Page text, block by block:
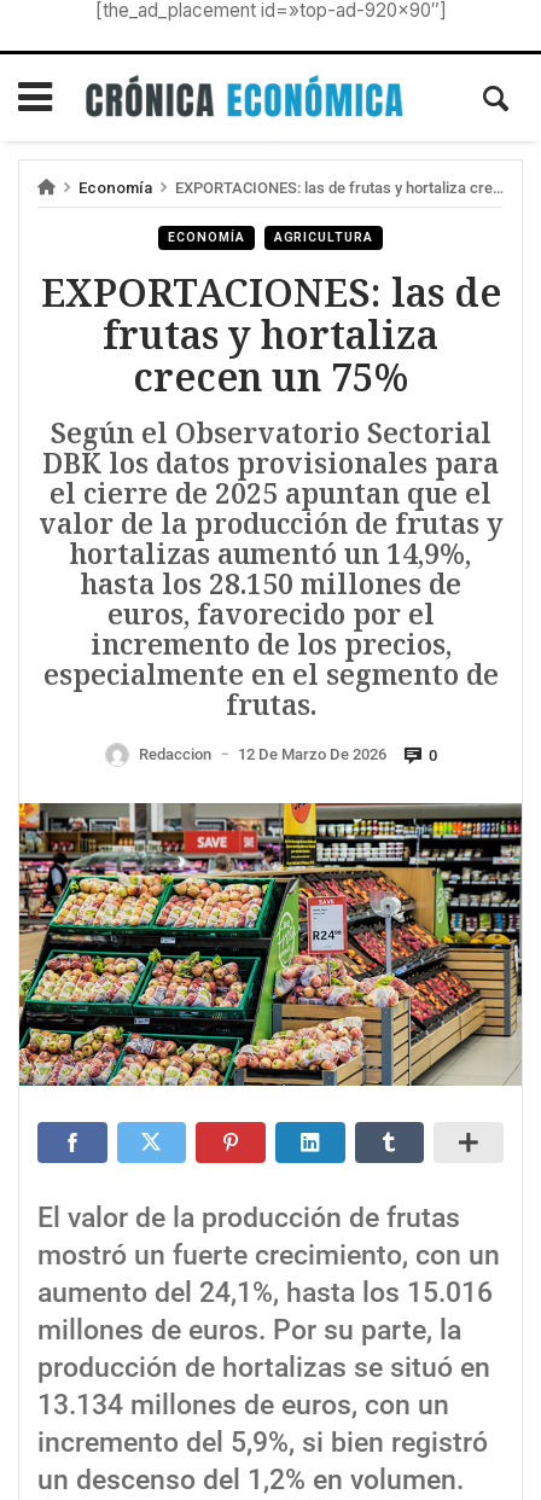
[the_ad_placement id=»top-ad-920×90″]
Economía EXPORTACIONES: las de frutas y hortaliza crecen un 75%
ECONOMÍA AGRICULTURA
EXPORTACIONES: las de
frutas y hortaliza
crecen un 75%
Según el Observatorio Sectorial
DBK los datos provisionales para
el cierre de 2025 apuntan que el
valor de la producción de frutas y
hortalizas aumentó un 14,9%,
hasta los 28.150 millones de
euros, favorecido por el
incremento de los precios,
especialmente en el segmento de
frutas.
Redaccion — 12 De Marzo De 2026 0
El valor de la producción de frutas
mostró un fuerte crecimiento, con un
aumento del 24,1%, hasta los 15.016
millones de euros. Por su parte, la
producción de hortalizas se situó en
13.134 millones de euros, con un
incremento del 5,9%, si bien registró
un descenso del 1,2% en volumen.